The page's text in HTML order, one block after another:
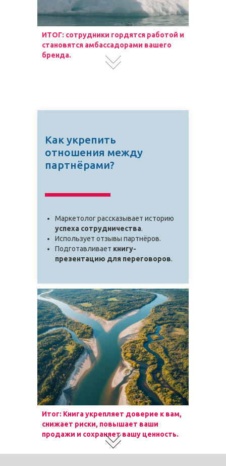
ИТОГ: сотрудники гордятся работой и
становятся амбассадорами вашего
бренда.
Итог: Книга укрепляет доверие к вам,
снижает риски, повышает ваши
продажи и сохраняет вашу ценность.
Как укрепить
отношения между
партнёрами?
Маркетолог рассказывает историю
успеха сотрудничества.
Использует отзывы партнёров.
Подготавливает книгу-
презентацию для переговоров.